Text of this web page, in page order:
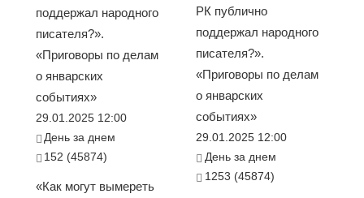
поддержал народного
писателя?».
«Приговоры по делам
о январских
событиях»
29.01.2025 12:00
День за днем
152 (45874)
«Как могут вымереть
РК публично
поддержал народного
писателя?».
«Приговоры по делам
о январских
событиях»
29.01.2025 12:00
День за днем
1253 (45874)